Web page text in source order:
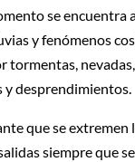
se encuentra
y fenómenos
tormentas,
y desprendimientos.
que se extremen
siempre que